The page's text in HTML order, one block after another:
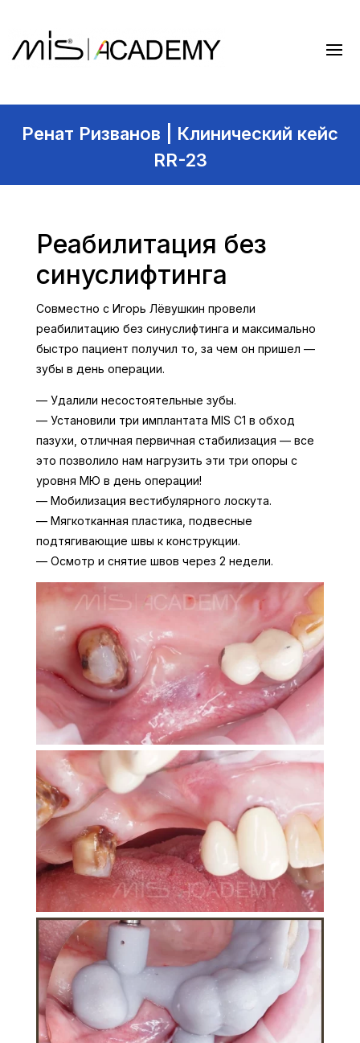
Ренат Ризванов | Клинический кейс
RR-23
Реабилитация без
синуслифтинга
Совместно с Игорь Лёвушкин провели
реабилитацию без синуслифтинга и максимально
быстро пациент получил то, за чем он пришел —
зубы в день операции.
— Удалили несостоятельные зубы.
— Установили три имплантата MIS C1 в обход
пазухи, отличная первичная стабилизация — все
это позволило нам нагрузить эти три опоры с
уровня МЮ в день операции!
— Мобилизация вестибулярного лоскута.
— Мягкотканная пластика, подвесные
подтягивающие швы к конструкции.
— Осмотр и снятие швов через 2 недели.